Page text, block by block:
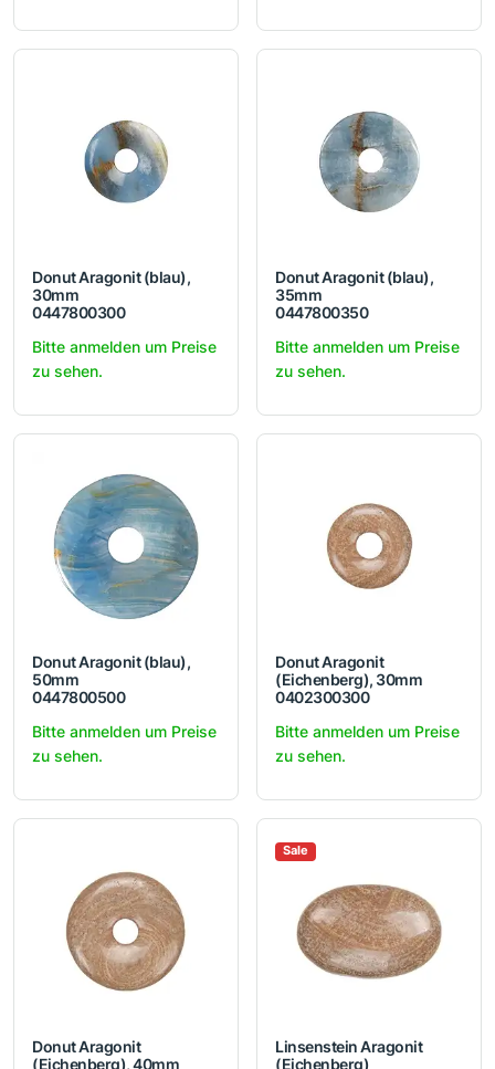
Donut Aragonit (blau),
30mm
0447800300
Bitte anmelden um Preise
zu sehen.
Donut Aragonit (blau),
35mm
0447800350
Bitte anmelden um Preise
zu sehen.
Donut Aragonit (blau),
50mm
0447800500
Bitte anmelden um Preise
zu sehen.
Donut Aragonit
(Eichenberg), 30mm
0402300300
Bitte anmelden um Preise
zu sehen.
Donut Aragonit
(Eichenberg), 40mm
Sale
Linsenstein Aragonit
(Eichenberg)